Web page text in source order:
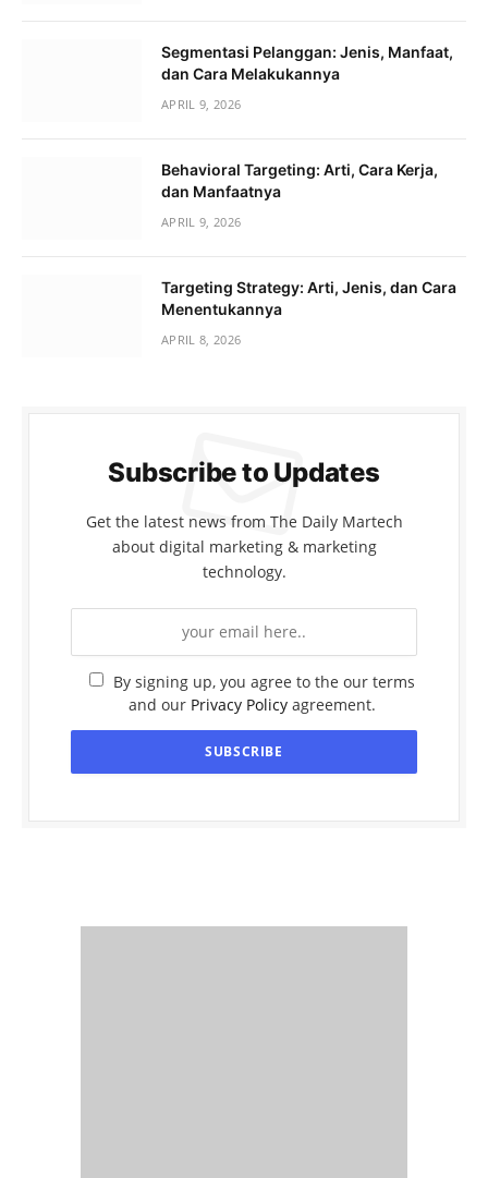
Segmentasi Pelanggan: Jenis, Manfaat,
dan Cara Melakukannya
APRIL 9, 2026
Behavioral Targeting: Arti, Cara Kerja,
dan Manfaatnya
APRIL 9, 2026
Targeting Strategy: Arti, Jenis, dan Cara
Menentukannya
APRIL 8, 2026
Subscribe to Updates
Get the latest news from The Daily Martech
about digital marketing & marketing
technology.
By signing up, you agree to the our terms
and our Privacy Policyagreement.